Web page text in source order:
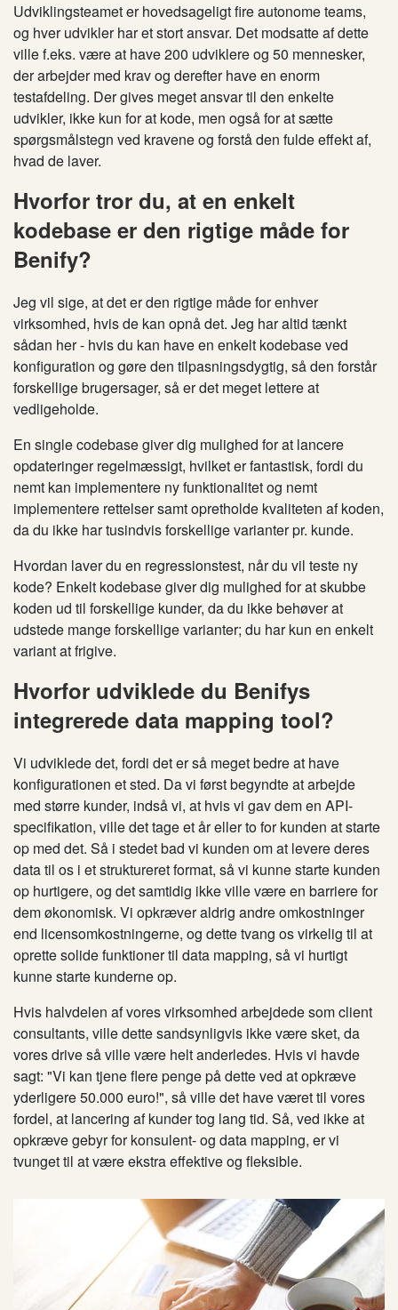
Udviklingsteamet er hovedsageligt fire autonome teams,
og hver udvikler har et stort ansvar. Det modsatte af dette
ville f.eks. være at have 200 udviklere og 50 mennesker,
der arbejder med krav og derefter have en enorm
testafdeling. Der gives meget ansvar til den enkelte
udvikler, ikke kun for at kode, men også for at sætte
spørgsmålstegn ved kravene og forstå den fulde effekt af,
hvad de laver.
Hvorfor tror du, at en enkelt
kodebase er den rigtige måde for
Benify?
Jeg vil sige, at det er den rigtige måde for enhver
virksomhed, hvis de kan opnå det. Jeg har altid tænkt
sådan her - hvis du kan have en enkelt kodebase ved
konfiguration og gøre den tilpasningsdygtig, så den forstår
forskellige brugersager, så er det meget lettere at
vedligeholde.
En single codebase giver dig mulighed for at lancere
opdateringer regelmæssigt, hvilket er fantastisk, fordi du
nemt kan implementere ny funktionalitet og nemt
implementere rettelser samt opretholde kvaliteten af ​​koden,
da du ikke har tusindvis forskellige varianter pr. kunde.
Hvordan laver du en regressionstest, når du vil teste ny
kode? Enkelt kodebase giver dig mulighed for at skubbe
koden ud til forskellige kunder, da du ikke behøver at
udstede mange forskellige varianter; du har kun en enkelt
variant at frigive.
Hvorfor udviklede du Benifys
integrerede data mapping tool?
Vi udviklede det, fordi det er så meget bedre at have
konfigurationen et sted. Da vi først begyndte at arbejde
med større kunder, indså vi, at hvis vi gav dem en API-
specifikation, ville det tage et år eller to for kunden at starte
op med det. Så i stedet bad vi kunden om at levere deres
data til os i et struktureret format, så vi kunne starte kunden
op hurtigere, og det samtidig ikke ville være en barriere for
dem økonomisk. Vi opkræver aldrig andre omkostninger
end licensomkostningerne, og dette tvang os virkelig til at
oprette solide funktioner til data mapping, så vi hurtigt
kunne starte kunderne op.
Hvis halvdelen af ​​vores virksomhed arbejdede som client
consultants, ville dette sandsynligvis ikke være sket, da
vores drive så ville være helt anderledes. Hvis vi havde
sagt: "Vi kan tjene flere penge på dette ved at opkræve
yderligere 50.000 euro!", så ville det have været til vores
fordel, at lancering af kunder tog lang tid. Så, ved ikke at
opkræve gebyr for konsulent- og data mapping, er vi
tvunget til at være ekstra effektive og fleksible.